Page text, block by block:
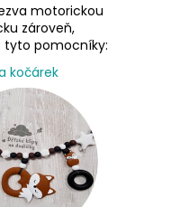
motorickou
zároveň,
tyto pomocníky:
kočárek